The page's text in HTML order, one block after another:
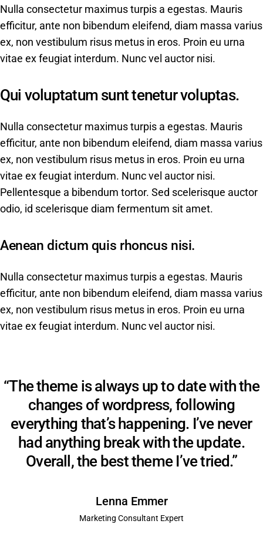
Nulla consectetur maximus turpis a egestas. Mauris
efficitur, ante non bibendum eleifend, diam massa varius
ex, non vestibulum risus metus in eros. Proin eu urna
vitae ex feugiat interdum. Nunc vel auctor nisi.
Qui voluptatum sunt tenetur voluptas.
Nulla consectetur maximus turpis a egestas. Mauris
efficitur, ante non bibendum eleifend, diam massa varius
ex, non vestibulum risus metus in eros. Proin eu urna
vitae ex feugiat interdum. Nunc vel auctor nisi.
Pellentesque a bibendum tortor. Sed scelerisque auctor
odio, id scelerisque diam fermentum sit amet.
Aenean dictum quis rhoncus nisi.
Nulla consectetur maximus turpis a egestas. Mauris
efficitur, ante non bibendum eleifend, diam massa varius
ex, non vestibulum risus metus in eros. Proin eu urna
vitae ex feugiat interdum. Nunc vel auctor nisi.
“The theme is always up to date with the
changes of wordpress, following
everything that’s happening. I’ve never
had anything break with the update.
Overall, the best theme I’ve tried.”
Lenna Emmer
Marketing Consultant Expert